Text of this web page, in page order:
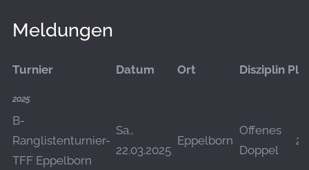
Meldungen
Turnier Datum Ort Disziplin
2025
B-
Ranglistenturnier-
TFF Eppelborn
Sa.,
22.03.2025
Eppelborn
Offenes
Doppel
23